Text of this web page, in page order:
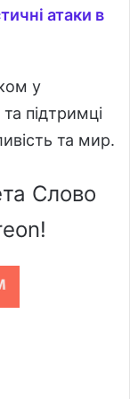
атаки в
у
підтримці
та мир.
Слово